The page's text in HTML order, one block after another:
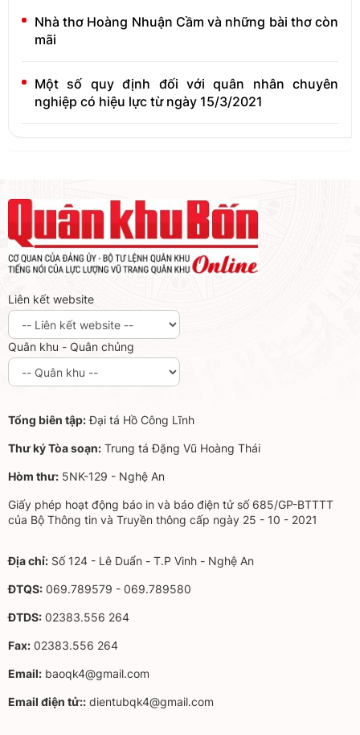
Nhà thơ Hoàng Nhuận Cầm và những bài thơ còn
mãi
Một số quy định đối với quân nhân chuyên
nghiệp có hiệu lực từ ngày 15/3/2021
Liên kết website
Quân khu - Quân chủng
Tổng biên tập:Đại tá Hồ Công Lĩnh
Thư ký Tòa soạn: Trung tá Đặng Vũ Hoàng Thái
Hòm thư: 5NK-129 - Nghệ An
Giấy phép hoạt động báo in và báo điện tử số 685/GP-BTTTT
của Bộ Thông tin và Truyền thông cấp ngày 25 - 10 - 2021
Địa chỉ: Số 124 - Lê Duẩn - T.P Vinh - Nghệ An
ĐTQS: 069.789579 - 069.789580
ĐTDS: 02383.556 264
Fax: 02383.556 264
Email: baoqk4@gmail.com
Email điện tử:: dientubqk4@gmail.com